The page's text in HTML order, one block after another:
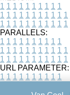
1 1 1 1 1 1 1 1 1 1
1 1 1 1 1 1 1 1 1 1 1
1 1 1 1 1 1 1 1 1 1 1
PARALLELS:
1 1 1 1 1 1 1 1 1 1
1 1 1 1 1 1 1 1 1 1 1
1 1 1 1 1 1 1 1 1 1 1
URL PARAMETER:
1 1 1 1 1 1 1 1 1 1